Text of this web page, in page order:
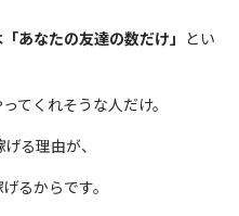
あなたの友達の数だけ」 とい
てくれそうな人だけ。
る理由が、
るからです。